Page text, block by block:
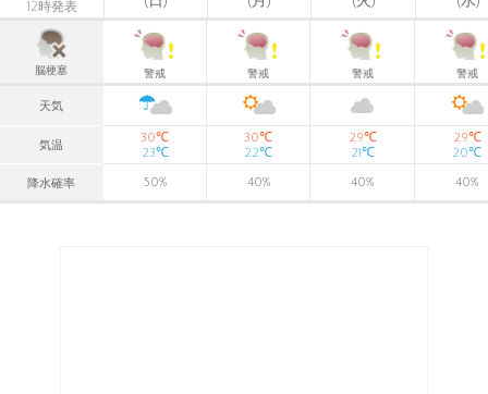
12時発表
脳梗塞 警戒 警戒 警戒 警戒
天気
気温
30℃
23℃
30℃
22℃
29℃
21℃
29℃
20℃
降水確率 50% 40% 40% 40%